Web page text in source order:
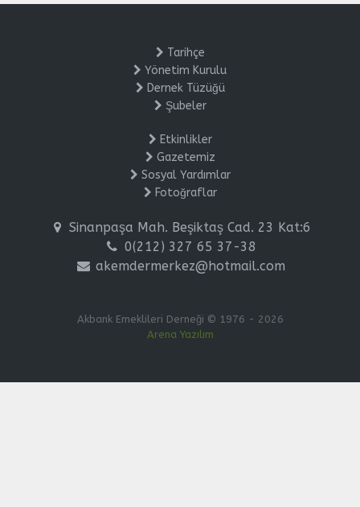
Tarihçe
Yönetim Kurulu
Dernek Tüzüğü
Şubeler
Etkinlikler
Gazetemiz
Sosyal Yardımlar
Fotoğraflar
Sinanpaşa Mah. Beşiktaş Cad. 23 Kat:6
0(212) 327 65 37-38
akemdermerkez@hotmail.com
Akbank Emeklileri Derneği © 1976 - 2026
Arena Yazılım